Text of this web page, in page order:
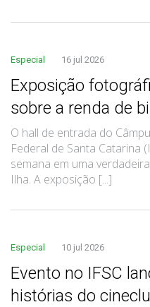
Especial 16 jul 2026
Exposição
sobre a renda de
O hall de entrada do
Federal de Santa Catarina
semana em uma
Ilha. A exposição [...]
Especial 10 jul 2026
Evento no IFSC
histórias do